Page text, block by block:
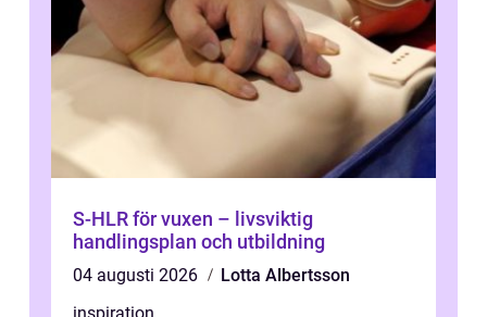
S-HLR för vuxen – livsviktig
handlingsplan och utbildning
04 augusti 2026
Lotta Albertsson